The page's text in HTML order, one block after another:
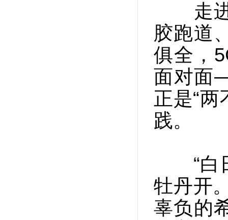
走进
胶跑道
俱全，
面对面
正是“两
践。
“白日
牡丹开
辜负的